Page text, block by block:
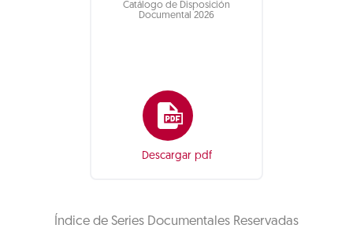
Catálogo de Disposición
Documental 2026
Descargar pdf
Índice de Series Documentales Reservadas